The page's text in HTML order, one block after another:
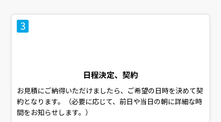
日程決定、契約
お見積にご納得いただけましたら、ご希望の日時を決めて契
約となります。（必要に応じて、前日や当日の朝に詳細な時
間をお知らせします。）